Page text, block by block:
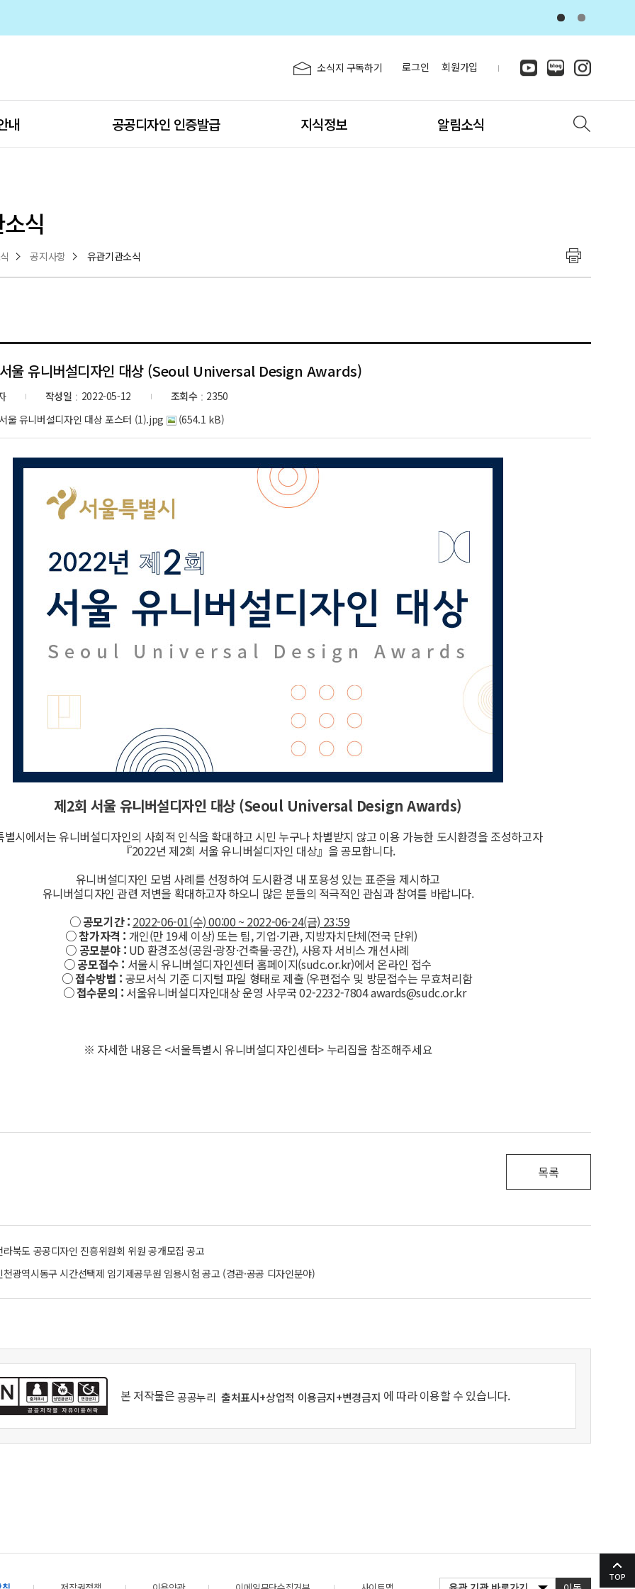
소식지 구독하기 로그인 회원가입
내 공공디자인 인증발급 지식정보 알림소식
식
공지사항 유관기관소식
울 유니버설디자인 대상 (Seoul Universal Design Awards)
작성일 : 2022-05-12 조회수 : 2350
울 유니버설디자인 대상 포스터 (1).jpg
(654.1 kB)
제2회 서울 유니버설디자인 대상 (Seoul Universal Design Awards)
별시에서는 유니버설디자인의 사회적 인식을 확대하고 시민 누구나 차별받지 않고 이용 가능한 도시환경을 조성하고자
『2022년 제2회 서울 유니버설디자인 대상』을 공모합니다.
유니버설디자인 모범 사례를 선정하여 도시환경 내 포용성 있는 표준을 제시하고
유니버설디자인 관련 저변을 확대하고자 하오니 많은 분들의 적극적인 관심과 참여를 바랍니다.
○ 공모기간 : 2022-06-01(수) 00:00 ~ 2022-06-24(금) 23:59
○ 참가자격 : 개인(만 19세 이상) 또는 팀, 기업·기관, 지방자치단체(전국 단위)
○ 공모분야 : UD 환경조성(공원·광장·건축물·공간), 사용자 서비스 개선사례
○ 공모접수 : 서울시 유니버설디자인센터 홈페이지(sudc.or.kr)에서 온라인 접수
○ 접수방법 : 공모서식 기준 디지털 파일 형태로 제출 (우편접수 및 방문접수는 무효처리함
○ 접수문의 : 서울유니버설디자인대상 운영 사무국 02-2232-7804awards@sudc.or.kr
※ 자세한 내용은 <서울특별시 유니버설디자인센터> 누리집을 참조해주세요
목록
북도 공공디자인 진흥위원회 위원 공개모집 공고
광역시동구 시간선택제 임기제공무원 임용시험 공고 (경관·공공 디자인분야)
본 저작물은공공누리 출처표시+상업적 이용금지+변경금지 에 따라 이용할 수 있습니다.
TOP